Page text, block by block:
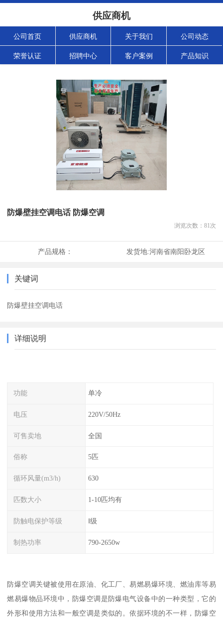
供应商机
公司首页 供应商机 关于我们 公司动态
荣誉认证 招聘中心 客户案例 产品知识
防爆壁挂空调电话 防爆空调
浏览次数： 81次
产品规格： 发货地:河南省南阳卧龙区
关键词
防爆壁挂空调电话
详细说明
功能 单冷
电压 220V/50Hz
可售卖地 全国
俗称 5匹
循环风量(m3/h) 630
匹数大小 1-10匹均有
防触电保护等级 Ⅰ级
制热功率 790-2650w
防爆空调关键被使用在原油、化工厂、易燃易爆环境、燃油库等易
燃易爆物品环境中，防爆空调是防爆电气设备中的一种类型，它的
外形和使用方法和一般空调是类似的。依据环境的不一样，防爆空